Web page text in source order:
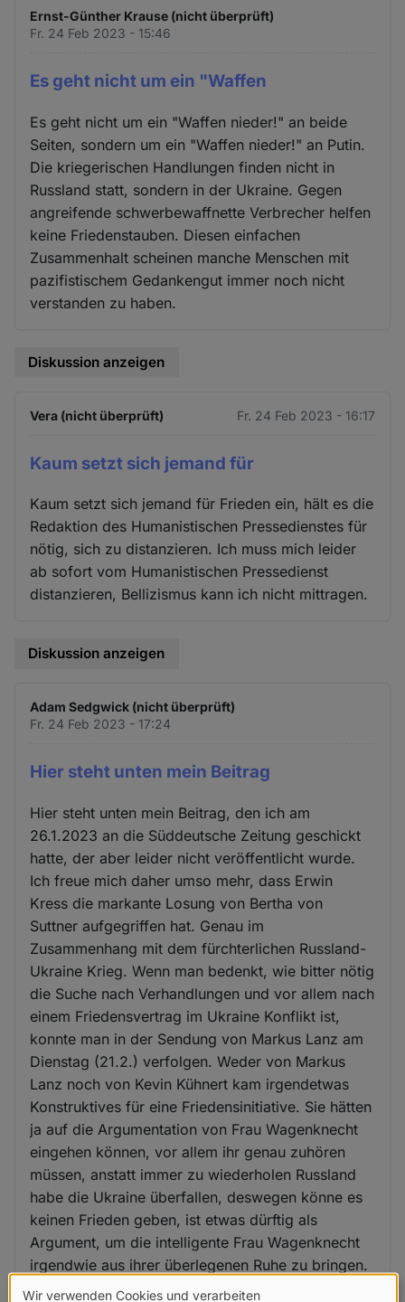
Ernst-Günther Krause (nicht überprüft)
Fr. 24 Feb 2023 - 15:46
Es geht nicht um ein "Waffen
Es geht nicht um ein "Waffen nieder!" an beide
Seiten, sondern um ein "Waffen nieder!" an Putin.
Die kriegerischen Handlungen finden nicht in
Russland statt, sondern in der Ukraine. Gegen
angreifende schwerbewaffnette Verbrecher helfen
keine Friedenstauben. Diesen einfachen
Zusammenhalt scheinen manche Menschen mit
pazifistischem Gedankengut immer noch nicht
verstanden zu haben.
Diskussion anzeigen
Vera (nicht überprüft) Fr. 24 Feb 2023 - 16:17
Kaum setzt sich jemand für
Kaum setzt sich jemand für Frieden ein, hält es die
Redaktion des Humanistischen Pressedienstes für
nötig, sich zu distanzieren. Ich muss mich leider
ab sofort vom Humanistischen Pressedienst
distanzieren, Bellizismus kann ich nicht mittragen.
Diskussion anzeigen
Adam Sedgwick (nicht überprüft)
Fr. 24 Feb 2023 - 17:24
Hier steht unten mein Beitrag
Hier steht unten mein Beitrag, den ich am
26.1.2023 an die Süddeutsche Zeitung geschickt
hatte, der aber leider nicht veröffentlicht wurde.
Ich freue mich daher umso mehr, dass Erwin
Kress die markante Losung von Bertha von
Suttner aufgegriffen hat. Genau im
Zusammenhang mit dem fürchterlichen Russland-
Ukraine Krieg. Wenn man bedenkt, wie bitter nötig
die Suche nach Verhandlungen und vor allem nach
einem Friedensvertrag im Ukraine Konflikt ist,
konnte man in der Sendung von Markus Lanz am
Dienstag (21.2.) verfolgen. Weder von Markus
Lanz noch von Kevin Kühnert kam irgendetwas
Konstruktives für eine Friedensinitiative. Sie hätten
ja auf die Argumentation von Frau Wagenknecht
eingehen können, vor allem ihr genau zuhören
müssen, anstatt immer zu wiederholen Russland
habe die Ukraine überfallen, deswegen könne es
keinen Frieden geben, ist etwas dürftig als
Argument, um die intelligente Frau Wagenknecht
irgendwie aus ihrer überlegenen Ruhe zu bringen.
Wir verwenden Cookies und verarbeiten